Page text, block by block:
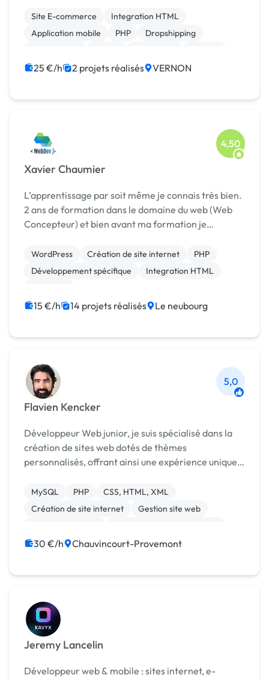
Site E-commerce
Integration HTML
Application mobile
PHP
Dropshipping
Stripe
25 €/h 2 projets réalisés VERNON
Xavier Chaumier
4,50
L’apprentissage par soit même je connais très bien.
2 ans de formation dans le domaine du web (Web
Concepteur) et bien avant ma formation je
dont les compétences se concentrent sur : - HTML,
CSS, ...
WordPress Création de site internet
PHP
Développement spécifique
Integration HTML
15 €/h 14 projets réalisés Le neubourg
Flavien Kencker
5,0
Développeur Web junior, je suis spécialisé dans la
création de sites web dotés de thèmes
personnalisés, offrant ainsi une expérience unique
des sites sans utiliser de CMS. Compétences : •
Travau...
MySQL PHP
CSS, HTML, XML
Création de site internet
Gestion site web
WordPress
CAO Charte graphique
30 €/h Chauvincourt-Provemont
Jeremy Lancelin
Développeur web & mobile : sites internet, e-